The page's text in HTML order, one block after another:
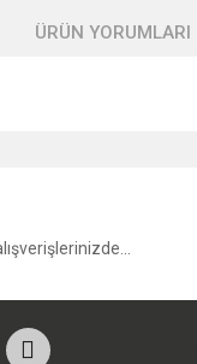
ÜRÜN YORUMLARI